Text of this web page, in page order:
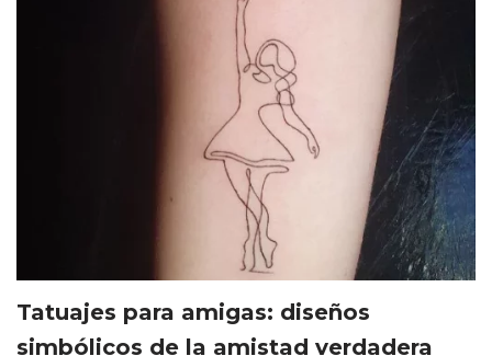
Tatuajes para amigas: diseños
simbólicos de la amistad verdadera